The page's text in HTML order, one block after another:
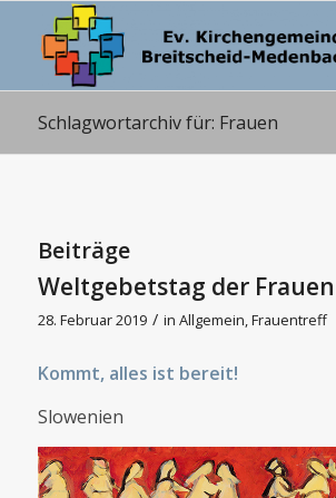
Schlagwortarchiv für: Frauen
Beiträge
Weltgebetstag der Frauen
28. Februar 2019 / in Allgemein,Frauentreff
Kommt, alles ist bereit!
Slowenien